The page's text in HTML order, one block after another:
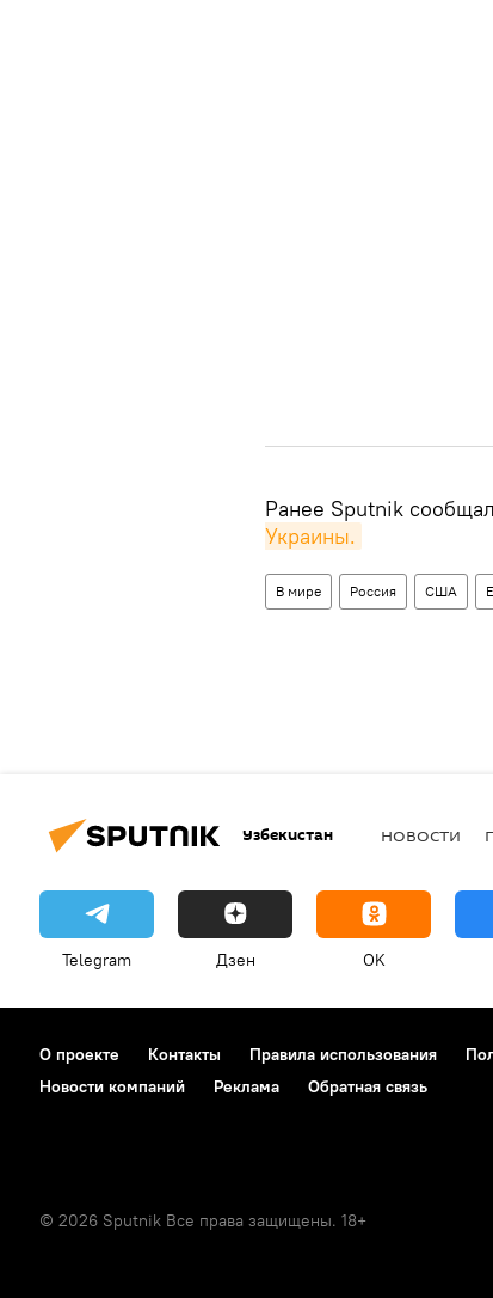
Ранее Sputnik
Украины.
В мире Россия США
Узбекистан НОВОСТИ
Telegram Дзен OK
О проекте Контакты Правила использования
Новости компаний
Реклама Обратная связь
© 2026 Sputnik Все права защищены. 18+